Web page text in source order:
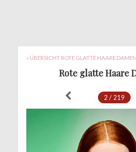
« ÜBERSICHT ROTE GLATTE HAARE DAMEN
Rote glatte Haare
2 / 219